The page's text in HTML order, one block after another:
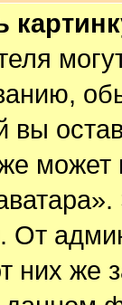
вы
может
От
них же